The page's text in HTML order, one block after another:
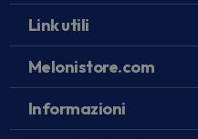
Link utili
Melonistore.com
Informazioni